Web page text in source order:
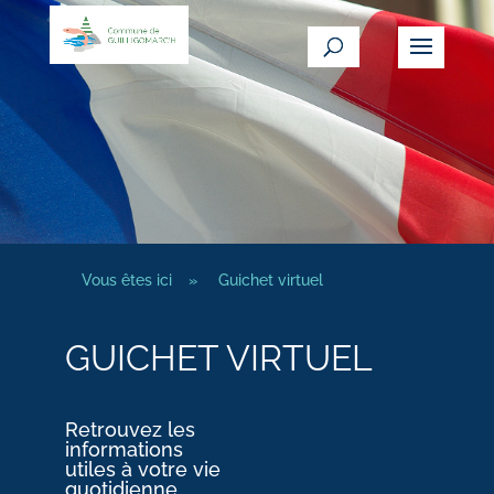
Vous êtes ici » Guichet virtuel
GUICHET VIRTUEL
Retrouvez les
informations
utiles à votre vie
quotidienne.